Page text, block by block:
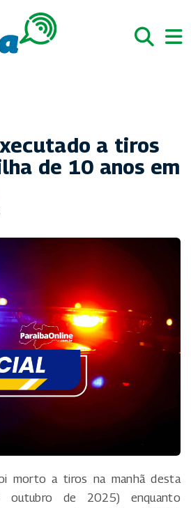
a tiros
de 10 anos em
morto a tiros na manhã desta
outubro de 2025) enquanto